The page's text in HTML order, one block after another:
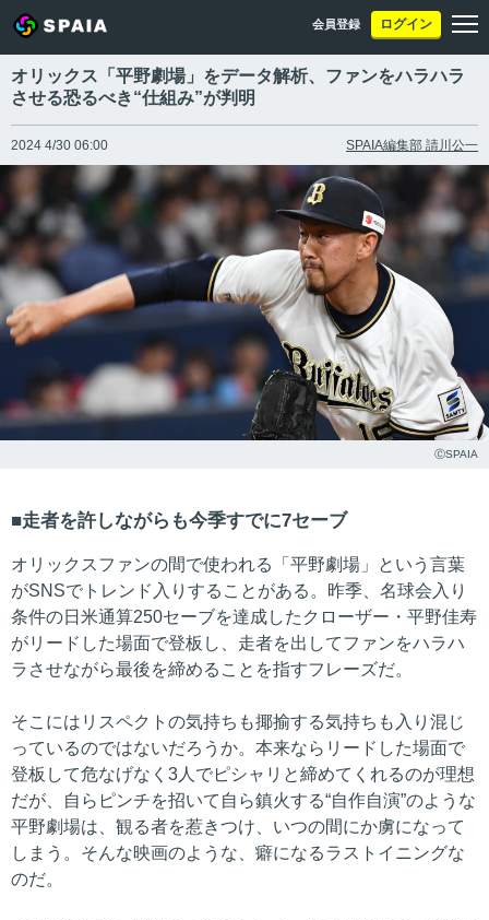
会員登録 ログイン
オリックス「平野劇場」をデータ解析、ファンをハラハラ
させる恐るべき“仕組み”が判明
2024 4/30 06:00 SPAIA編集部 請川公一
ⒸSPAIA
走者を許しながらも今季すでに7セーブ
オリックスファンの間で使われる「平野劇場」という言葉
がSNSでトレンド入りすることがある。昨季、名球会入り
条件の日米通算250セーブを達成したクローザー・平野佳寿
がリードした場面で登板し、走者を出してファンをハラハ
ラさせながら最後を締めることを指すフレーズだ。
そこにはリスペクトの気持ちも揶揄する気持ちも入り混じ
っているのではないだろうか。本来ならリードした場面で
登板して危なげなく3人でピシャリと締めてくれるのが理想
だが、自らピンチを招いて自ら鎮火する“自作自演”のような
平野劇場は、観る者を惹きつけ、いつの間にか虜になって
しまう。そんな映画のような、癖になるラストイニングな
のだ。